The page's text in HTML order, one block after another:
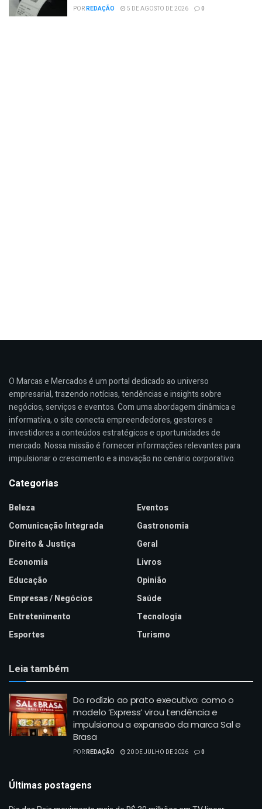
PORREDAÇÃO 5 DE AGOSTO DE 2026 0
O Marcas e Mercados é um portal dedicado ao universo
empresarial, trazendo notícias, tendências e insights sobre
negócios, serviços e eventos. Com uma abordagem dinâmica e
informativa, o site conecta empreendedores, gestores e
investidores a conteúdos estratégicos e oportunidades de
mercado. Nossa missão é fornecer informações relevantes para
impulsionar o crescimento e a inovação no cenário corporativo.
Categorias
Beleza
Comunicação Integrada
Direito & Justiça
Economia
Educação
Empresas / Negócios
Entretenimento
Esportes
Eventos
Gastronomia
Geral
Livros
Opinião
Saúde
Tecnologia
Turismo
Leia também
Do rodízio ao prato executivo: como o
modelo ‘Express’ virou tendência e
impulsionou a expansão da marca Sal e
Brasa
PORREDAÇÃO 20 DE JULHO DE 2026 0
Últimas postagens